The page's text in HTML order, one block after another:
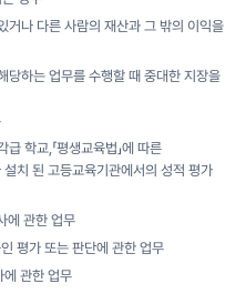
거나 다른 사람의 재산과 그 밖의 이익을
당하는 업무를 수행할 때 중대한 지장을
급 학교,「평생교육법」에 따른
치 된 고등교육기관에서의 성적 평가
에 관한 업무
평가 또는 판단에 관한 업무
에 관한 업무